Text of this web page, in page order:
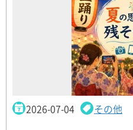
2026-07-04 その他